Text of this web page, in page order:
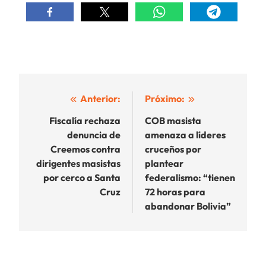
Navegación
entradas
Anterior:
Fiscalía rechaza
denuncia de
Creemos contra
dirigentes masistas
por cerco a Santa
Cruz
Próximo:
COB masista
amenaza a líderes
cruceños por
plantear
federalismo: “tienen
72 horas para
abandonar Bolivia”